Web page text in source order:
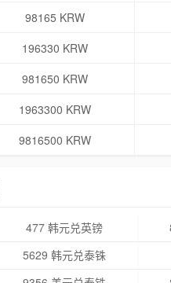
98165 KRW
196330 KRW
981650 KRW
1963300 KRW
9816500 KRW
477 韩元兑英镑
5629 韩元兑泰铢